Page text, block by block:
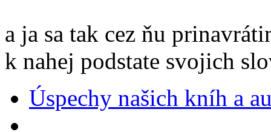
a ja sa tak cez ňu
k nahej podstate svojich
Úspechy našich kníh a